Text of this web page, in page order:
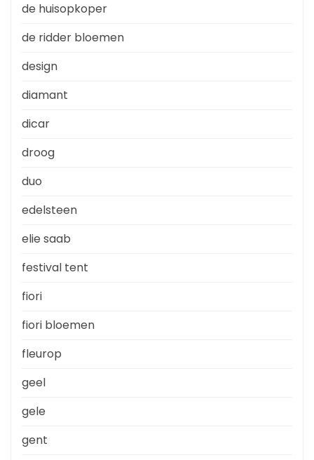
de huisopkoper
de ridder bloemen
design
diamant
dicar
droog
duo
edelsteen
elie saab
festival tent
fiori
fiori bloemen
fleurop
geel
gele
gent